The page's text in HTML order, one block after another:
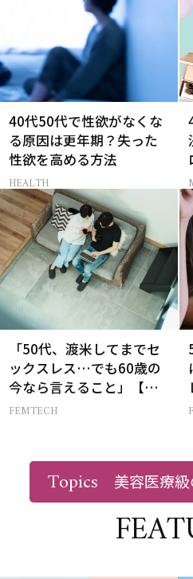
40代50代で性欲がなくな
る原因は更年期？失った
性欲を高める方法
HEALTH
「50代、渡米してまでセ
ックスレス…でも60歳の
今なら言えること」【セ
ックスレス AND THE
FEMTECH
Topics 美容医療